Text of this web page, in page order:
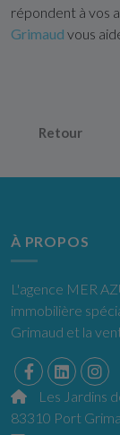
répondent à vos
Grimaud vous
Retour
À PROPOS
L'agence MER
immobilière
Grimaud et la
Les Jardins
83310 Port